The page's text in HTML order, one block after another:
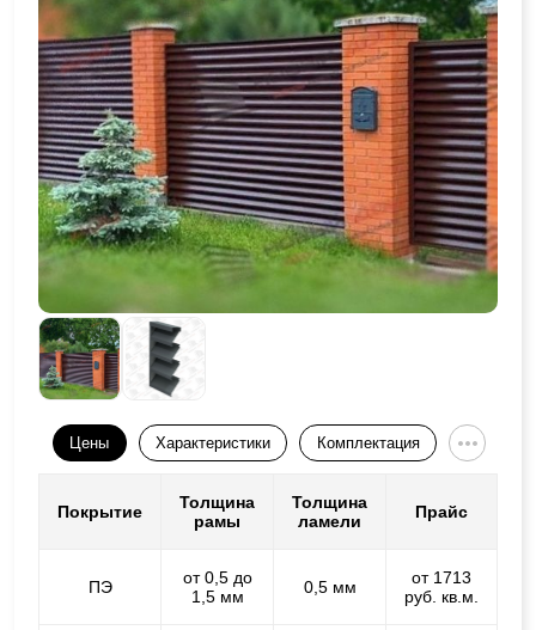
Цены Характеристики Комплектация
Покрытие
Толщина
рамы
Толщина
ламели
Прайс
ПЭ
от 0,5 до
1,5 мм
0,5 мм
от 1713
руб. кв.м.